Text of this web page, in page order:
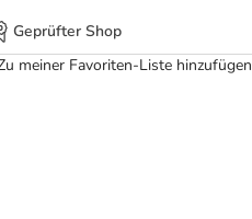
Geprüfter Shop
meiner Favoriten-Liste hinzufügen